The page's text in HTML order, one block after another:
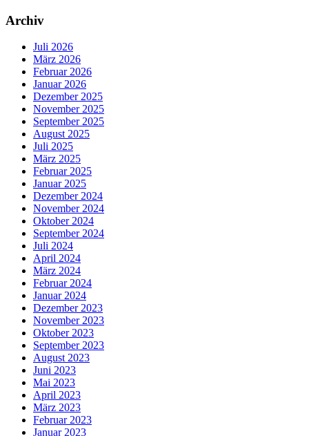
Archiv
Juli 2026
März 2026
Februar 2026
Januar 2026
Dezember 2025
November 2025
September 2025
August 2025
Juli 2025
März 2025
Februar 2025
Januar 2025
Dezember 2024
November 2024
Oktober 2024
September 2024
Juli 2024
April 2024
März 2024
Februar 2024
Januar 2024
Dezember 2023
November 2023
Oktober 2023
September 2023
August 2023
Juni 2023
Mai 2023
April 2023
März 2023
Februar 2023
Januar 2023